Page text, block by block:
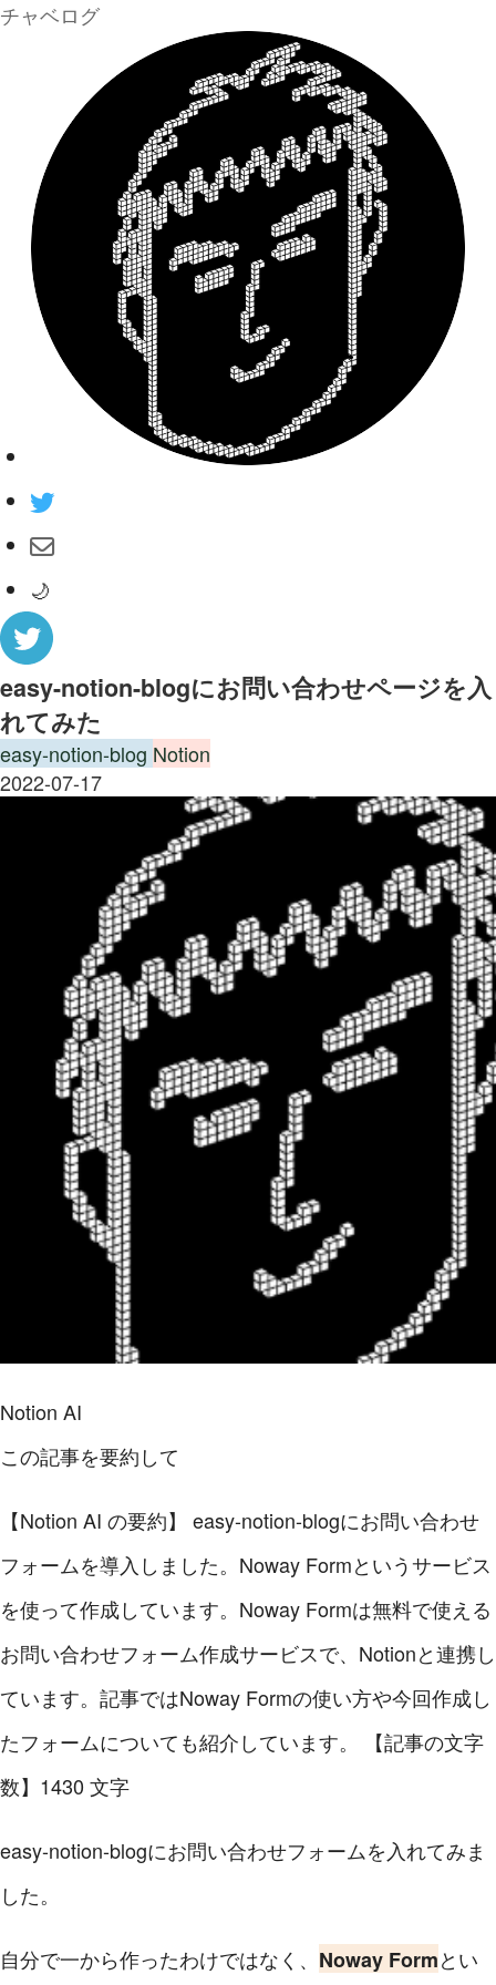
チャベログ
🌙
easy-notion-blogにお問い合わせページを入
れてみた
easy-notion-blog Notion
2022-07-17
Notion AI
この記事を要約して
【Notion AI の要約】
easy-notion-blogにお問い合わせ
フォームを導入しました。Noway Formというサービス
を使って作成しています。Noway Formは無料で使える
お問い合わせフォーム作成サービスで、Notionと連携し
ています。記事ではNoway Formの使い方や今回作成し
たフォームについても紹介しています。
【記事の文字
数】1430 文字
easy-notion-blogにお問い合わせフォームを入れてみま
した。
自分で一から作ったわけではなく、 Noway Formとい